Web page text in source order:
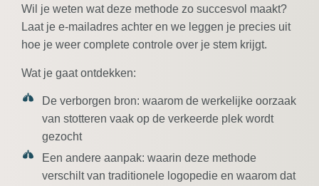
Wil je weten wat deze methode zo succesvol maakt?
Laat je e-mailadres achter en we leggen je precies uit
hoe je weer complete controle over je stem krijgt.
Wat je gaat ontdekken:
De verborgen bron: waarom de werkelijke oorzaak
van stotteren vaak op de verkeerde plek wordt
gezocht
Een andere aanpak: waarin deze methode
verschilt van traditionele logopedie en waarom dat